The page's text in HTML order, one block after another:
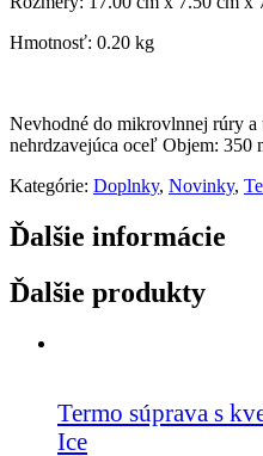
Hmotnosť: 0.20 kg
Nevhodné do mikrovlnnej rúry
nehrdzavejúca oceľ Objem: 350
Kategórie: Doplnky, Novinky,
Ďalšie informácie
Ďalšie produkty
Termo súprava s
Ice